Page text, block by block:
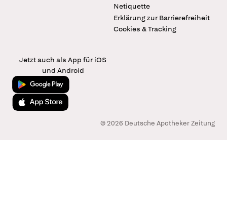
Netiquette
Erklärung zur Barrierefreiheit
Cookies & Tracking
Jetzt auch als App für iOS
und Android
Jetzt bei Google Play
Laden im App Store
© 2026 Deutsche Apotheker Zeitung